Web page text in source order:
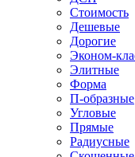
Стоимость
Дешевые
Дорогие
Эконом-
Элитные
Форма
П-образные
Угловые
Прямые
Радиусные